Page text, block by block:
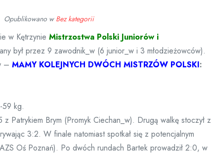
Opublikowano w Bez kategorii
w Kętrzynie Mistrzostwa Polski Juniorów i
był przez 9 zawodnik_w (6 junior_w i 3 młodzieżowców).
– MAMY KOLEJNYCH DWÓCH MISTRZÓW POLSKI:
kg.
Patrykiem Brym (Promyk Ciechan_w). Drugą walkę stoczył z
3:2. W finale natomiast spotkał się z potencjalnym
Oś Poznań). Po dwóch rundach Bartek prowadził 2:0, w